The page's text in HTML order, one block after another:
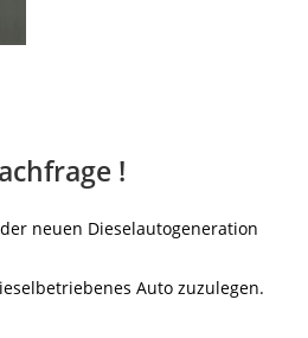
!
neuen Dieselautogeneration
Auto zuzulegen.